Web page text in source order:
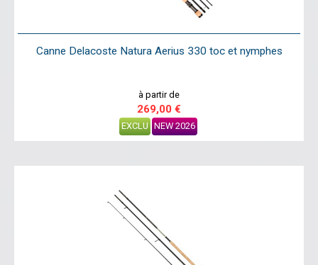
Canne Delacoste Natura Aerius 330 toc et nymphes
à partir de
269,00 €
EXCLU NEW 2026